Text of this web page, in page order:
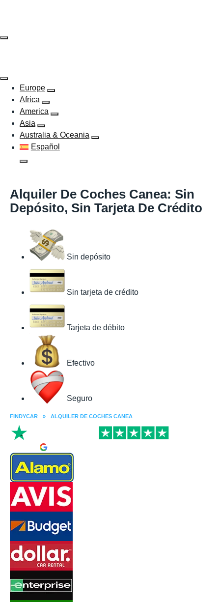
Europe
Africa
America
Asia
Australia & Oceania
Español
Alquiler De Coches Canea: Sin
Depósito, Sin Tarjeta De Crédito
Sin depósito
Sin tarjeta de crédito
Tarjeta de débito
Efectivo
Seguro
FINDYCAR » ALQUILER DE COCHES CANEA